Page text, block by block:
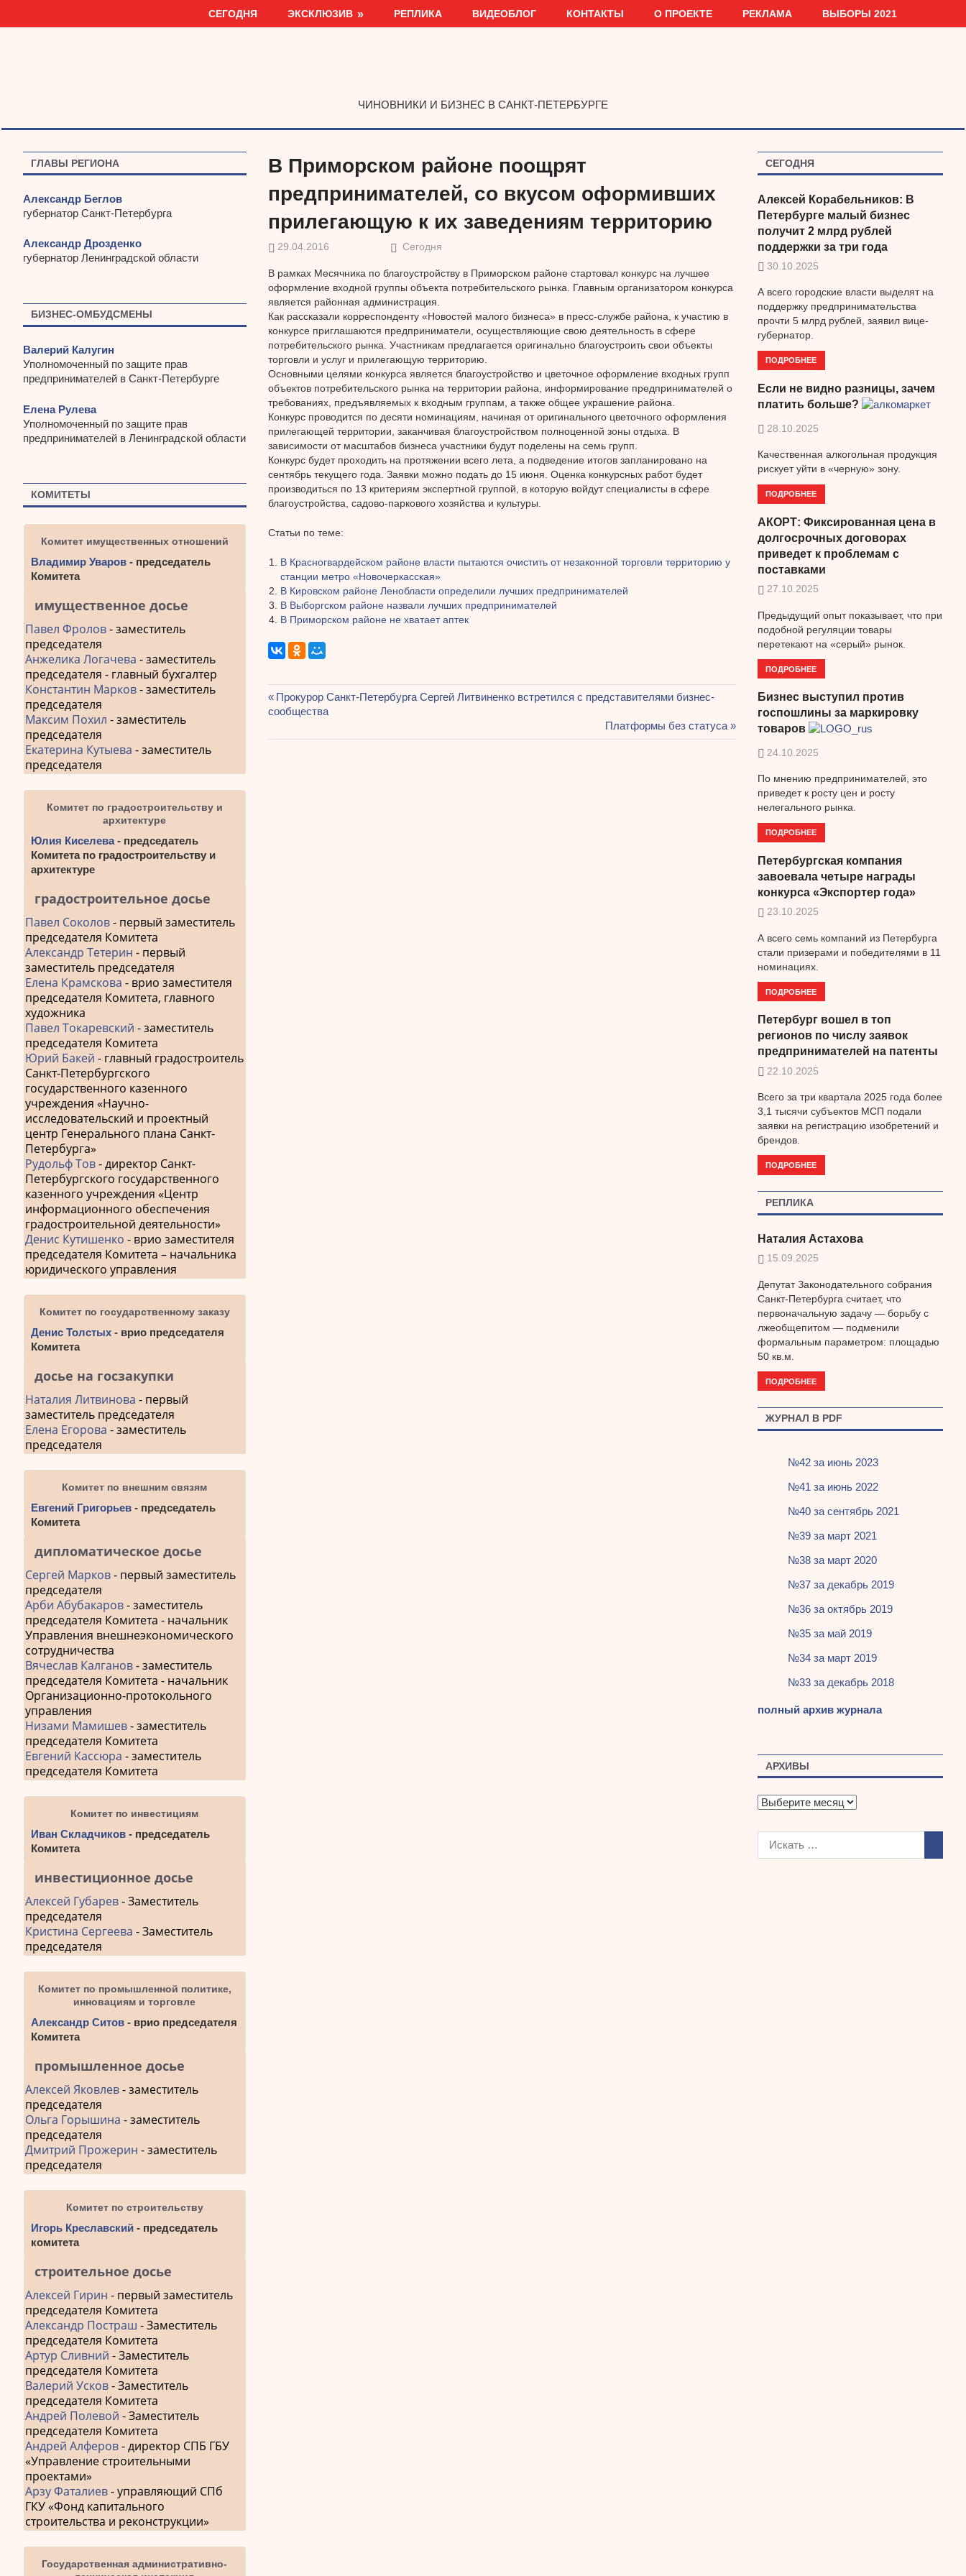
СЕГОДНЯ ЭКСКЛЮЗИВ РЕПЛИКА ВИДЕОБЛОГ КОНТАКТЫ О ПРОЕКТЕ РЕКЛАМА ВЫБОРЫ 2021
ЧИНОВНИКИ И БИЗНЕС В САНКТ-ПЕТЕРБУРГЕ
В Приморском районе поощрят
предпринимателей, со вкусом оформивших
прилегающую к их заведениям территорию
29.04.2016 Сегодня
В рамках Месячника по благоустройству в Приморском районе стартовал конкурс на лучшее
оформление входной группы объекта потребительского рынка. Главным организатором конкурса
является районная администрация.
Как рассказали корреспонденту «Новостей малого бизнеса» в пресс-службе района, к участию в
конкурсе приглашаются предприниматели, осуществляющие свою деятельность в сфере
потребительского рынка. Участникам предлагается оригинально благоустроить свои объекты
торговли и услуг и прилегающую территорию.
Основными целями конкурса является благоустройство и цветочное оформление входных групп
объектов потребительского рынка на территории района, информирование предпринимателей о
требованиях, предъявляемых к входным группам, а также общее украшение района.
Конкурс проводится по десяти номинациям, начиная от оригинального цветочного оформления
прилегающей территории, заканчивая благоустройством полноценной зоны отдыха. В
зависимости от масштабов бизнеса участники будут поделены на семь групп.
Конкурс будет проходить на протяжении всего лета, а подведение итогов запланировано на
сентябрь текущего года. Заявки можно подать до 15 июня. Оценка конкурсных работ будет
производиться по 13 критериям экспертной группой, в которую войдут специалисты в сфере
благоустройства, садово-паркового хозяйства и культуры.
Статьи по теме:
В Красногвардейском районе власти пытаются очистить от незаконной торговли территорию у
станции метро «Новочеркасская»
В Кировском районе Ленобласти определили лучших предпринимателей
В Выборгском районе назвали лучших предпринимателей
В Приморском районе не хватает аптек
Навигация
по
Предыдущая
запись:
Прокурор Санкт-Петербурга Сергей Литвиненко встретился с представителями бизнес-
сообщества
Следующая
запись:
Платформы без статуса
ГЛАВЫ РЕГИОНА
Александр Беглов
губернатор Санкт-Петербурга
Александр Дрозденко
губернатор Ленинградской области
БИЗНЕС-ОМБУДСМЕНЫ
Валерий Калугин
Уполномоченный по защите прав
предпринимателей в Санкт-Петербурге
Елена Рулева
Уполномоченный по защите прав
предпринимателей в Ленинградской области
КОМИТЕТЫ
Комитет имущественных отношений
Владимир Уваров - председатель
Комитета
имущественное досье
Павел Фролов- заместитель
председателя
Анжелика Логачева - заместитель
председателя - главный бухгалтер
Константин Марков- заместитель
председателя
Максим Похил - заместитель
председателя
Екатерина Кутыева - заместитель
председателя
Комитет по градостроительству и
архитектуре
Юлия Киселева- председатель
Комитета по градостроительству и
архитектуре
градостроительное досье
Павел Соколов- первый заместитель
председателя Комитета
Александр Тетерин - первый
заместитель председателя
Елена Крамскова - врио заместителя
председателя Комитета, главного
художника
Павел Токаревский - заместитель
председателя Комитета
Юрий Бакей - главный градостроитель
Санкт-Петербургского
государственного казенного
учреждения «Научно-
исследовательский и проектный
центр Генерального плана Санкт-
Петербурга»
Рудольф Тов- директор Санкт-
Петербургского государственного
казенного учреждения «Центр
информационного обеспечения
градостроительной деятельности»
Денис Кутишенко - врио заместителя
председателя Комитета – начальника
юридического управления
Комитет по государственному заказу
Денис Толстых - врио председателя
Комитета
досье на госзакупки
Наталия Литвинова - первый
заместитель председателя
Елена Егорова - заместитель
председателя
Комитет по внешним связям
Евгений Григорьев - председатель
Комитета
дипломатическое досье
Сергей Марков- первый заместитель
председателя
Арби Абубакаров- заместитель
председателя Комитета - начальник
Управления внешнеэкономического
сотрудничества
Вячеслав Калганов- заместитель
председателя Комитета - начальник
Организационно-протокольного
управления
Низами Мамишев- заместитель
председателя Комитета
Евгений Кассюра - заместитель
председателя Комитета
Комитет по инвестициям
Иван Складчиков - председатель
Комитета
инвестиционное досье
Алексей Губарев- Заместитель
председателя
Кристина Сергеева - Заместитель
председателя
Комитет по промышленной политике,
инновациям и торговле
Александр Ситов - врио председателя
Комитета
промышленное досье
Алексей Яковлев- заместитель
председателя
Ольга Горышина - заместитель
председателя
Дмитрий Прожерин - заместитель
председателя
Комитет по строительству
Игорь Креславский - председатель
комитета
строительное досье
Алексей Гирин - первый заместитель
председателя Комитета
Александр Постраш - Заместитель
председателя Комитета
Артур Сливний - Заместитель
председателя Комитета
Валерий Усков- Заместитель
председателя Комитета
Андрей Полевой - Заместитель
председателя Комитета
Андрей Алферов- директор СПБ ГБУ
«Управление строительными
проектами»
Арзу Фаталиев- управляющий СПб
ГКУ «Фонд капитального
строительства и реконструкции»
Государственная административно-
СЕГОДНЯ
Алексей Корабельников: В
Петербурге малый бизнес
получит 2 млрд рублей
поддержки за три года
30.10.2025
А всего городские власти выделят на
поддержку предпринимательства
прочти 5 млрд рублей, заявил вице-
губернатор.
ПОДРОБНЕЕ
Если не видно разницы, зачем
платить больше?
28.10.2025
Качественная алкогольная продукция
рискует уйти в «черную» зону.
ПОДРОБНЕЕ
АКОРТ: Фиксированная цена в
долгосрочных договорах
приведет к проблемам с
поставками
27.10.2025
Предыдущий опыт показывает, что при
подобной регуляции товары
перетекают на «серый» рынок.
ПОДРОБНЕЕ
Бизнес выступил против
госпошлины за маркировку
товаров
24.10.2025
По мнению предпринимателей, это
приведет к росту цен и росту
нелегального рынка.
ПОДРОБНЕЕ
Петербургская компания
завоевала четыре награды
конкурса «Экспортер года»
23.10.2025
А всего семь компаний из Петербурга
стали призерами и победителями в 11
номинациях.
ПОДРОБНЕЕ
Петербург вошел в топ
регионов по числу заявок
предпринимателей на патенты
22.10.2025
Всего за три квартала 2025 года более
3,1 тысячи субъектов МСП подали
заявки на регистрацию изобретений и
брендов.
ПОДРОБНЕЕ
РЕПЛИКА
Наталия Астахова
15.09.2025
Депутат Законодательного собрания
Санкт-Петербурга считает, что
первоначальную задачу — борьбу с
лжеобщепитом — подменили
формальным параметром: площадью
50 кв.м.
ПОДРОБНЕЕ
ЖУРНАЛ В PDF
№42 за июнь 2023
№41 за июнь 2022
№40 за сентябрь 2021
№39 за март 2021
№38 за март 2020
№37 за декабрь 2019
№36 за октябрь 2019
№35 за май 2019
№34 за март 2019
№33 за декабрь 2018
полный архив журнала
АРХИВЫ
А
х
в